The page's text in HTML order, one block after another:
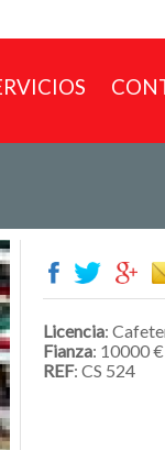
Licencia:
Fianza: 10000 €
REF: CS 524